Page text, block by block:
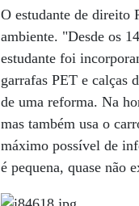
O estudante de direito
ambiente. "Desde os
estudante foi
garrafas PET e calças
de uma reforma. Na
mas também usa o
máximo possível de
é pequena, quase não